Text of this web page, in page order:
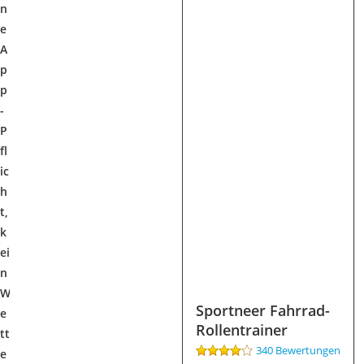
n
e
A
p
p
-
P
fl
ic
h
t,
k
ei
n
W
e
tt
e
Sportneer Fahrrad-
Rollentrainer
340 Bewertungen